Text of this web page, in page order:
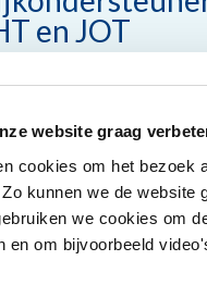
website graag
cookies om het bezoek
kunnen we de website
we cookies om
en om bijvoorbeeld
en JOT
met uitzicht op vast
organisatietalent met
En zoek je